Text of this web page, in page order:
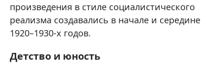
произведения в стиле социалистического
реализма создавались в начале и середине
1920–1930-х годов.
Детство и юность